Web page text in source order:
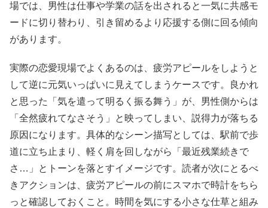
場では、男性は仕事や学業の話を出されると一気に共感モ
ードに切り替わり、引き留めるより応援する側に回る傾向
があります。
実際の恋愛現場でよくあるのは、疲労アピールをしようと
して逆に元気いっぱいに見えてしまうケースです。良かれ
と思った「気を遣って明るく振る舞う」が、男性側からは
「全然疲れてなさそう」と映ってしまい、説得力が落ちる
原因になります。具体的なシーン描写としては、駅前で歩
道に立ち止まり、軽く肩を回しながら「最近残業続きで
さ…」とトーンを落とすイメージです。読者が次にとるべ
きアクションは、疲労アピールの前にスマホで時計をちら
っと確認しておくこと。時間を気にする小さな仕草と組み